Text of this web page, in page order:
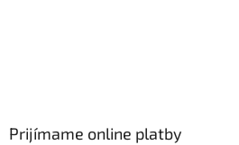
Prijímame online platby